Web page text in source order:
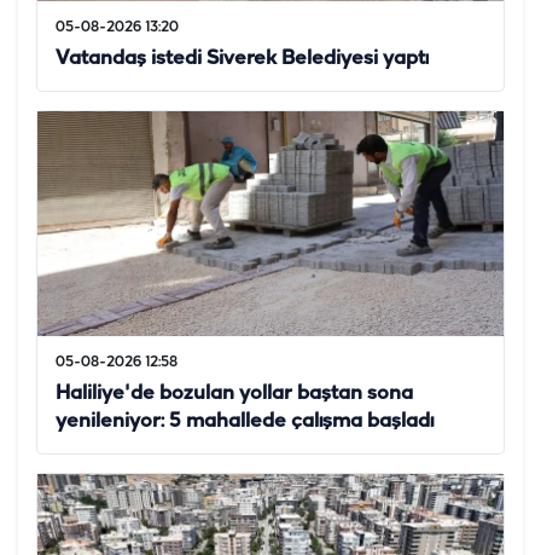
05-08-2026 13:20
Vatandaş istedi Siverek Belediyesi yaptı
05-08-2026 12:58
Haliliye'de bozulan yollar baştan sona
yenileniyor: 5 mahallede çalışma başladı